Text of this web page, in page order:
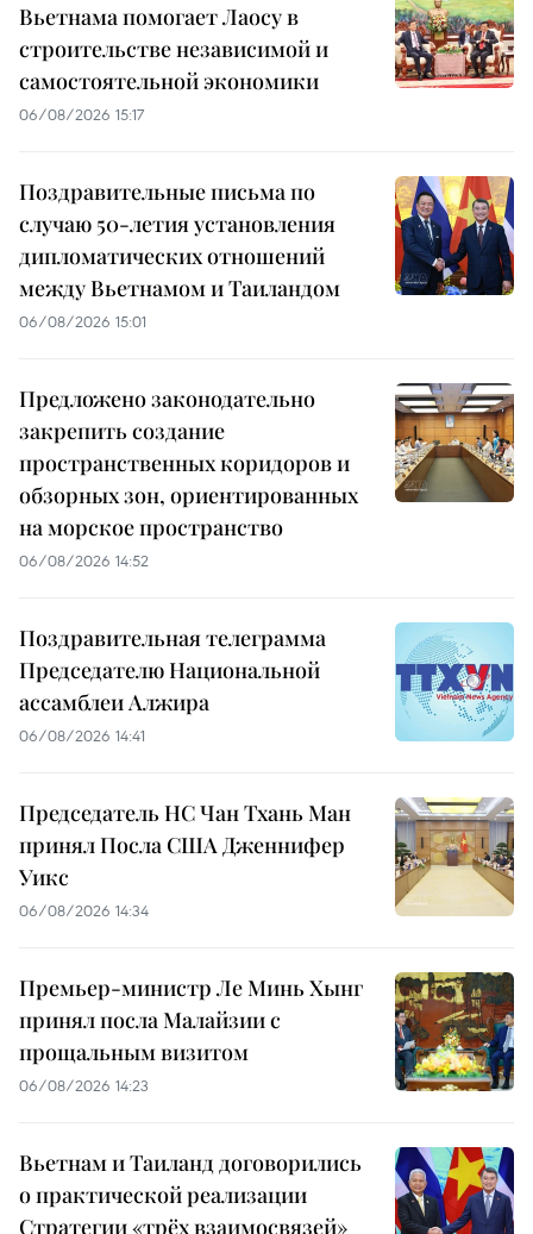
Вьетнама помогает Лаосу в
строительстве независимой и
самостоятельной экономики
06/08/2026 15:17
Поздравительные письма по
случаю 50-летия установления
дипломатических отношений
между Вьетнамом и Таиландом
06/08/2026 15:01
Предложено законодательно
закрепить создание
пространственных коридоров и
обзорных зон, ориентированных
на морское пространство
06/08/2026 14:52
Поздравительная телеграмма
Председателю Национальной
ассамблеи Алжира
06/08/2026 14:41
Председатель НС Чан Тхань Ман
принял Посла США Дженнифер
Уикс
06/08/2026 14:34
Премьер-министр Ле Минь Хынг
принял посла Малайзии с
прощальным визитом
06/08/2026 14:23
Вьетнам и Таиланд договорились
о практической реализации
Стратегии «трёх взаимосвязей»